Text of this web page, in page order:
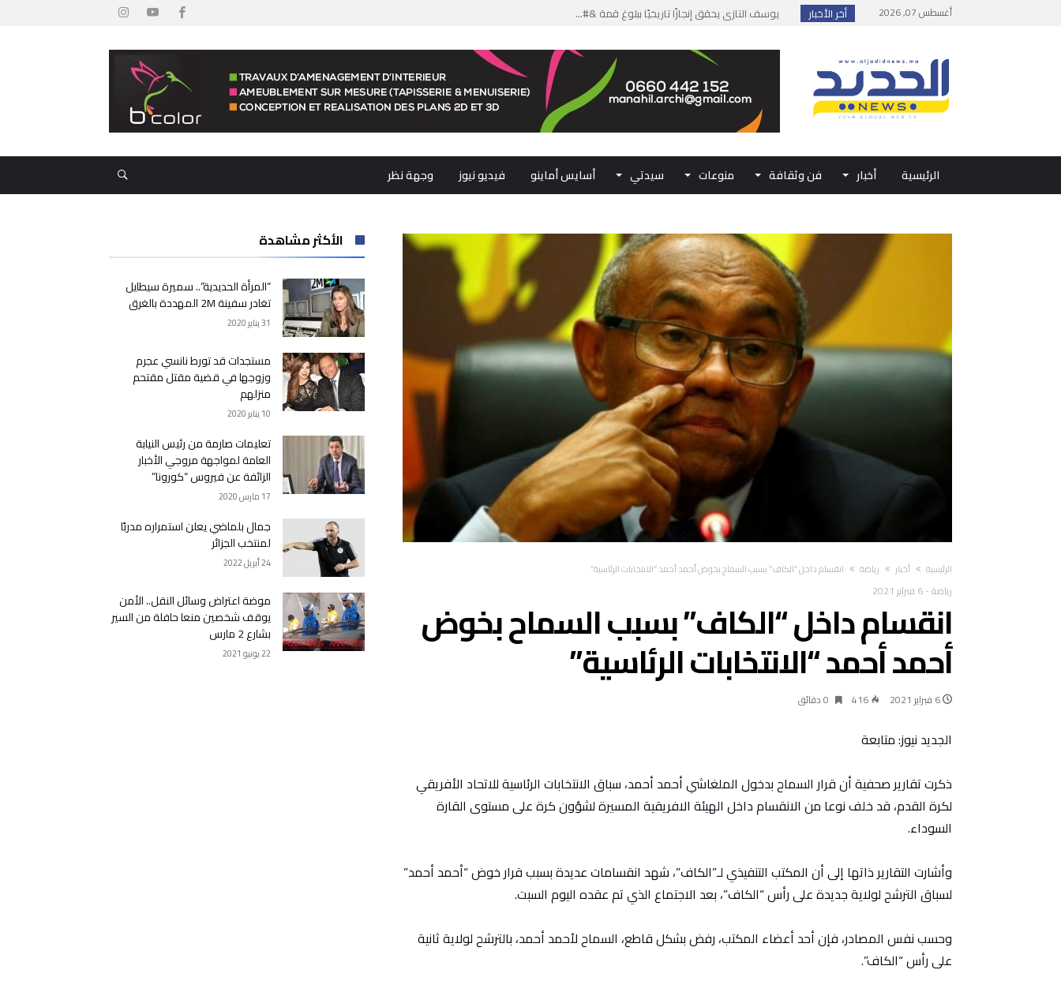
أغسطس 07, 2026 أخر الأخبار
إطلاق حصة إضافية من الدعم الاستثنائي لمهنيي ال...
بلاغ من الديوان الملكي...
حفل الولاء بتطوان.. ممثلو جهات المملكة يجددون ...
الرئيسية أخبار فن وثقافة منوعات سيدتي أسايس أماينو فيديو نيوز وجهة نظر
‫الرئيسية‬ أخبار رياضة انقسام داخل “الكاف” بسبب السماح بخوض أحمد أحمد “الانتخابات الرئاسية”
رياضة-6 فبراير 2021
انقسام داخل “الكاف” بسبب السماح بخوض
أحمد أحمد “الانتخابات الرئاسية”
6 فبراير 2021 416 0 ‫دقائق‬
الجديد نيوز: متابعة
ذكرت تقارير صحفية أن قرار السماح بدخول الملغاشي أحمد أحمد، سباق الانتخابات الرئاسية للاتحاد الأفريقي
لكرة القدم، قد خلف نوعا من الانقسام داخل الهيئة الافريقية المسيرة لشؤون كرة على مستوى القارة
السوداء.
وأشارت التقارير ذاتها إلى أن المكتب التنفيذي لـ”الكاف”، شهد انقسامات عديدة بسبب قرار خوض “أحمد أحمد”
لسباق الترشح لولاية جديدة على رأس “الكاف”، بعد الاجتماع الذي تم عقده اليوم السبت.
وحسب نفس المصادر، فإن أحد أعضاء المكتب، رفض بشكل قاطع، السماح لأحمد أحمد، بالترشح لولاية ثانية
على رأس “الكاف”.
الأكثر مشاهدة
“المرأة الحديدية”.. سميرة سيطايل
تغادر سفينة 2M المهددة بالغرق
31 يناير 2020
مستجدات قد تورط نانسي عجرم
وزوجها في قضية مقتل مقتحم
منزلهم
10 يناير 2020
تعليمات صارمة من رئيس النيابة
العامة لمواجهة مروجي الأخبار
الزائفة عن فيروس “كورونا”
17 مارس 2020
جمال بلماضي يعلن استمراره مدربًا
لمنتخب الجزائر
24 أبريل 2022
موضة اعتراض وسائل النقل.. الأمن
يوقف شخصين منعا حافلة من السير
بشارع 2 مارس
22 يونيو 2021